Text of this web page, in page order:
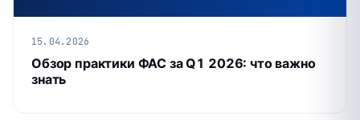
15.04.2026
Обзор практики ФАС за Q1 2026: что важно
знать